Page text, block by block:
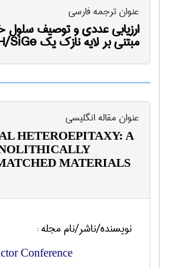
عنوان ترجمه فارسی
ارزیابی عددی و توصیف
مبتنی بر لایه نازک یک Si:H/SiGe: ساختار هترو H
عنوان مقاله انگليسی
HETEROEPITAXY: A
MATERIALS
نویسنده/ناشر/نام مجله :
Conference